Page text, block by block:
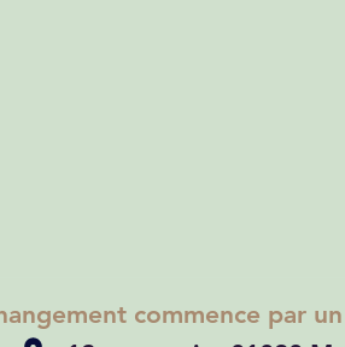
commence par